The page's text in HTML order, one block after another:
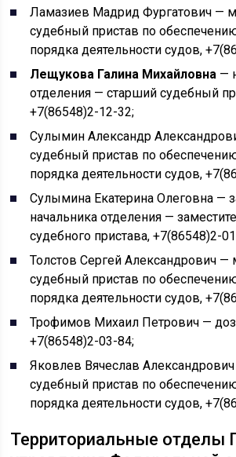
Ламазиев Мадрид Фургатович —
судебный пристав по
порядка деятельности судов,
Лещукова Галина Михайловна —
отделения — старший судебный
+7(86548)2-12-32;
Сулымин Александр
судебный пристав по
порядка деятельности судов,
Сулымина Екатерина Олеговна —
начальника отделения —
судебного пристава, +7(86548)2-
Толстов Сергей Александрович
судебный пристав по
порядка деятельности судов,
Трофимов Михаил Петрович —
+7(86548)2-03-84;
Яковлев Вячеслав
судебный пристав по
порядка деятельности судов,
Территориальные отделы